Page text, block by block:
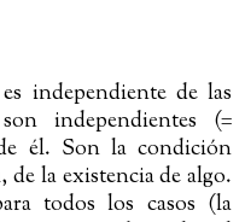
independiente de las
independientes (=
él. Son la condición
la existencia de algo.
todos los casos (la